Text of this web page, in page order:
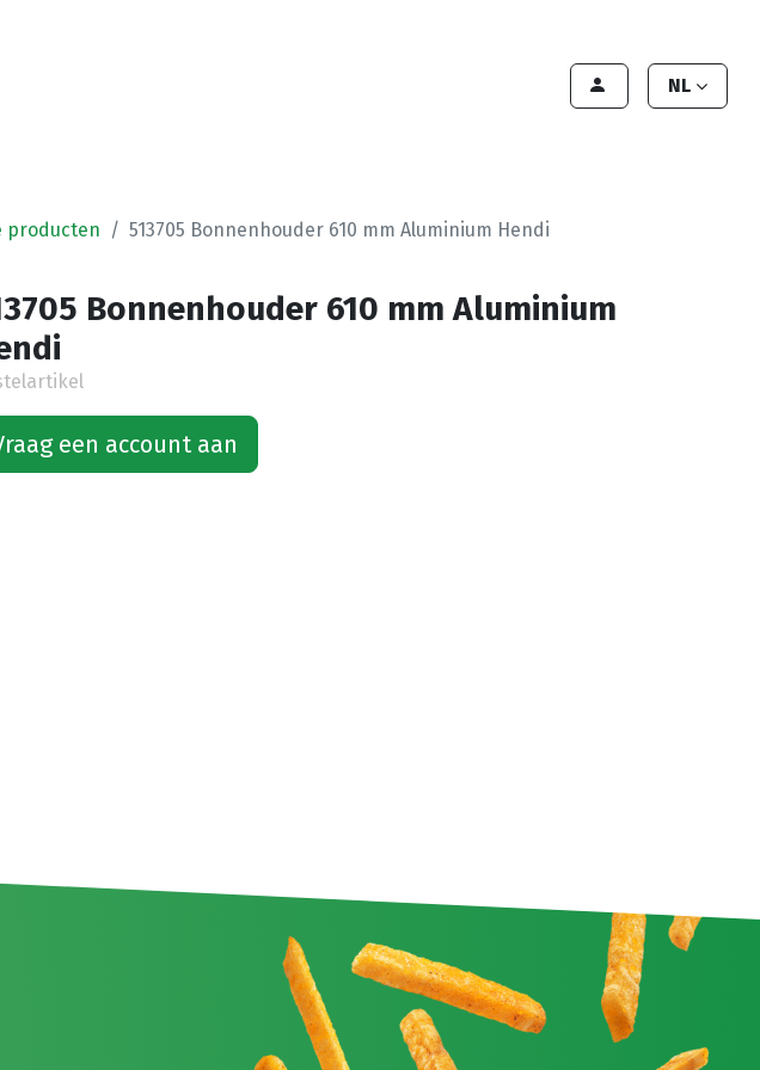
NL
producten 513705 Bonnenhouder 610 mm Aluminium Hendi
Bonnenhouder 610 mm Aluminium
een account aan